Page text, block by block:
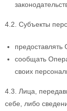
4.2. Субъекты
сообщать
своих
4.3. Лица,
себе, либо